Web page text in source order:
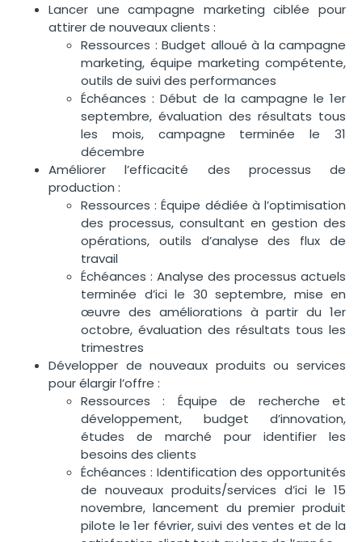
Lancer une campagne marketing ciblée pour
attirer de nouveaux clients :
Ressources : Budget alloué à la campagne
marketing, équipe marketing compétente,
outils de suivi des performances
Échéances : Début de la campagne le 1er
septembre, évaluation des résultats tous
les mois, campagne terminée le 31
décembre
Améliorer l’efficacité des processus de
production :
Ressources : Équipe dédiée à l’optimisation
des processus, consultant en gestion des
opérations, outils d’analyse des flux de
travail
Échéances : Analyse des processus actuels
terminée d’ici le 30 septembre, mise en
œuvre des améliorations à partir du 1er
octobre, évaluation des résultats tous les
trimestres
Développer de nouveaux produits ou services
pour élargir l’offre :
Ressources : Équipe de recherche et
développement, budget d’innovation,
études de marché pour identifier les
besoins des clients
Échéances : Identification des opportunités
de nouveaux produits/services d’ici le 15
novembre, lancement du premier produit
pilote le 1er février, suivi des ventes et de la